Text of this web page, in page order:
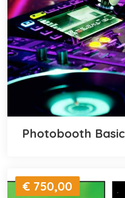
Photobooth Basic
€ 750,00